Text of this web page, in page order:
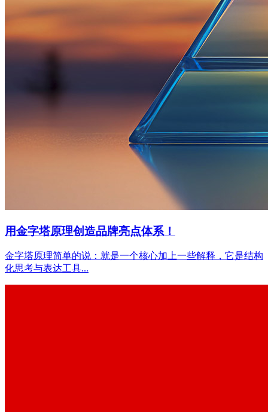
用金字塔原理创造品牌亮点体系！
金字塔原理简单的说：就是一个核心加上一些解释，它是结构
化思考与表达工具...